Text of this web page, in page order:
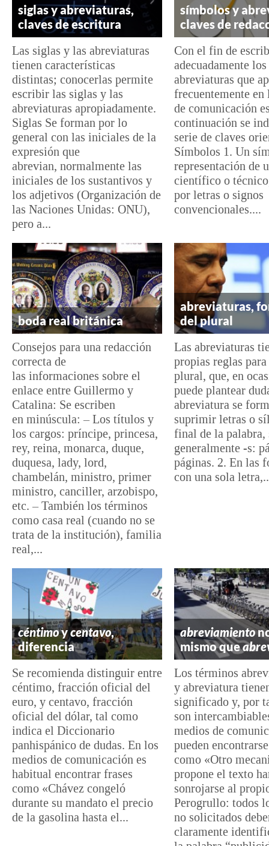
siglas y abreviaturas,
claves de escritura
Las siglas y las abreviaturas
tienen características
distintas; conocerlas permite
escribir las siglas y las
abreviaturas apropiadamente.
Siglas Se forman por lo
general con las iniciales de la
expresión que
abrevian, normalmente las
iniciales de los sustantivos y
los adjetivos (Organización de
las Naciones Unidas: ONU),
pero a...
símbolos y
claves de
Con el fin de
adecuadamente
abreviaturas que
frecuentemente en
de comunicación
continuación se
serie de claves
Símbolos 1. Un
representación de
científico o
por letras o signos
convencionales....
boda real británica
Consejos para una redacción
correcta de
las informaciones sobre el
enlace entre Guillermo y
Catalina: Se escriben
en minúscula: – Los títulos y
los cargos: príncipe, princesa,
rey, reina, monarca, duque,
duquesa, lady, lord,
chambelán, ministro, primer
ministro, canciller, arzobispo,
etc. – También los términos
como casa real (cuando no se
trata de la institución), familia
real,...
abreviaturas,
del plural
Las abreviaturas
propias reglas
plural, que, en
puede plantear
abreviatura se
suprimir letras o
final de la palabra,
generalmente -⁠s:
páginas. 2. En las
con una sola
céntimoycentavo,
diferencia
Se recomienda distinguir entre
céntimo, fracción oficial del
euro, y centavo, fracción
oficial del dólar, tal como
indica el Diccionario
panhispánico de dudas. En los
medios de comunicación es
habitual encontrar frases
como «Chávez congeló
durante su mandato el precio
de la gasolina hasta el...
abreviamiento
mismo que
Los términos
y abreviatura
significado y, por
son
medios de
pueden
como «Otro
propone el texto
sonrojarse al
Perogrullo: todos
no solicitados
claramente